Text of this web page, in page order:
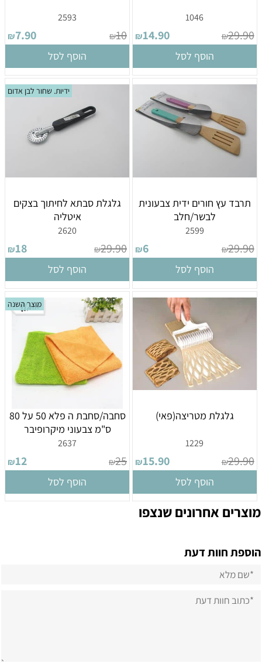
1046
₪29.90
₪14.90
הוסף לסל
2593
₪10
₪7.90
הוסף לסל
תרבד עץ חורים ידית צבעונית
לבשר/חלב
2599
₪29.90
₪6
הוסף לסל
ידיות. שחור לבן אדום
גלגלת סבתא לחיתוך בצקים
איטליה
2620
₪29.90
₪18
הוסף לסל
גלגלת מטריצה(פאי)
1229
₪29.90
₪15.90
הוסף לסל
מוצר השנה
סחבה/סחבת ה פלא 50 על 80
ס"מ צבעוני מיקרופיבר
2637
₪25
₪12
הוסף לסל
מוצרים אחרונים שנצפו
הוספת חוות דעת